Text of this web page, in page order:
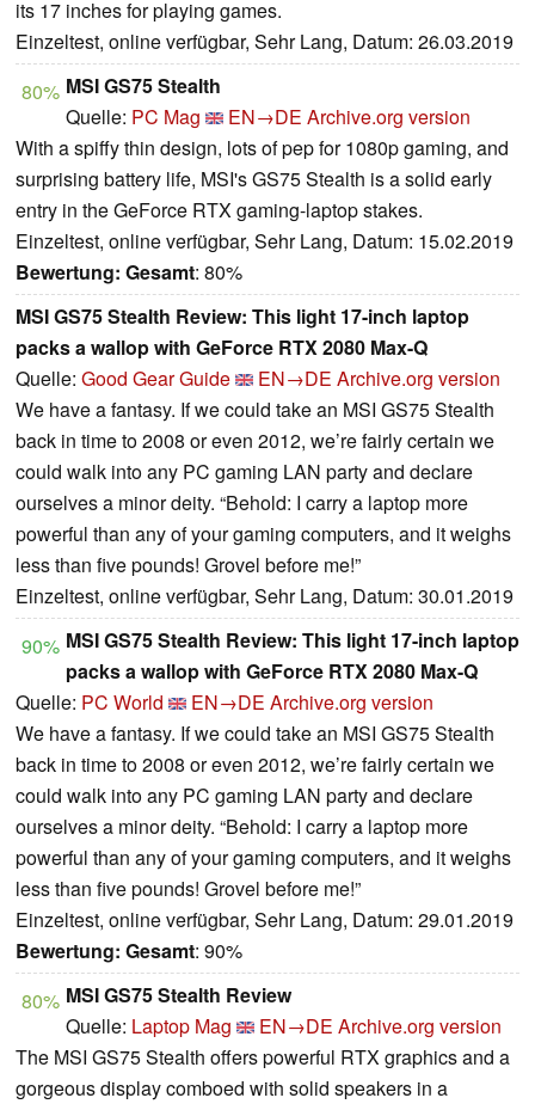
its 17 inches for playing games.
Einzeltest, online verfügbar, Sehr Lang, Datum: 26.03.2019
80% MSI GS75 Stealth
Quelle: PC Mag EN→DE Archive.org version
With a spiffy thin design, lots of pep for 1080p gaming, and
surprising battery life, MSI's GS75 Stealth is a solid early
entry in the GeForce RTX gaming-laptop stakes.
Einzeltest, online verfügbar, Sehr Lang, Datum: 15.02.2019
Bewertung: Gesamt: 80%
MSI GS75 Stealth Review: This light 17-inch laptop
packs a wallop with GeForce RTX 2080 Max-Q
Quelle: Good Gear Guide EN→DE Archive.org version
We have a fantasy. If we could take an MSI GS75 Stealth
back in time to 2008 or even 2012, we’re fairly certain we
could walk into any PC gaming LAN party and declare
ourselves a minor deity. “Behold: I carry a laptop more
powerful than any of your gaming computers, and it weighs
less than five pounds! Grovel before me!”
Einzeltest, online verfügbar, Sehr Lang, Datum: 30.01.2019
90% MSI GS75 Stealth Review: This light 17-inch laptop
packs a wallop with GeForce RTX 2080 Max-Q
Quelle: PC World EN→DE Archive.org version
We have a fantasy. If we could take an MSI GS75 Stealth
back in time to 2008 or even 2012, we’re fairly certain we
could walk into any PC gaming LAN party and declare
ourselves a minor deity. “Behold: I carry a laptop more
powerful than any of your gaming computers, and it weighs
less than five pounds! Grovel before me!”
Einzeltest, online verfügbar, Sehr Lang, Datum: 29.01.2019
Bewertung: Gesamt: 90%
80% MSI GS75 Stealth Review
Quelle: Laptop Mag EN→DE Archive.org version
The MSI GS75 Stealth offers powerful RTX graphics and a
gorgeous display comboed with solid speakers in a